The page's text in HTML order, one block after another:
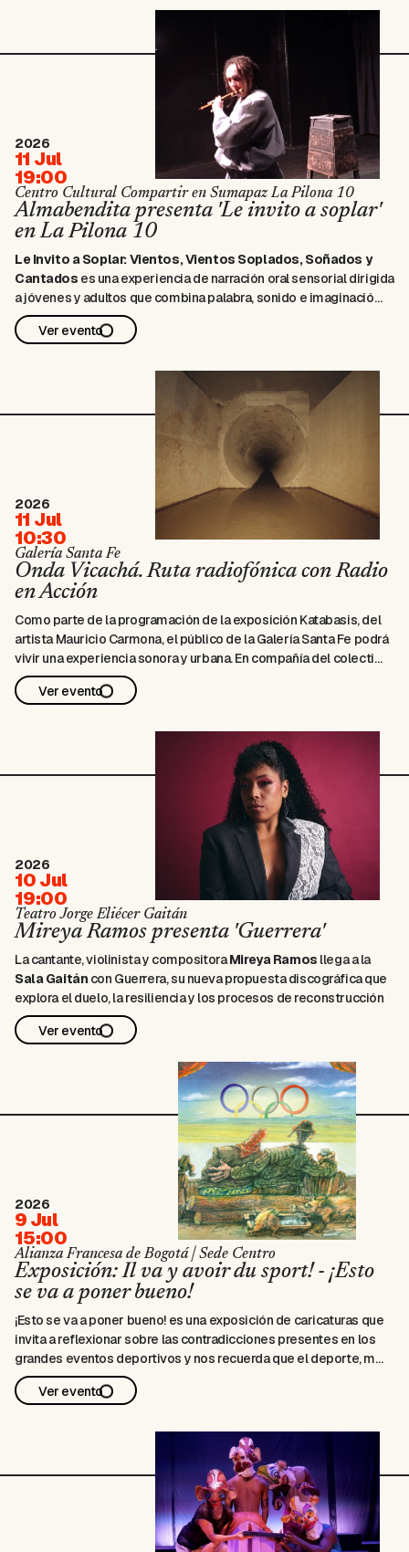
2026
11 Jul
19:00
Centro Cultural Compartir en Sumapaz La Pilona 10
Almabendita presenta 'Le invito a soplar'
en La Pilona 10
Le Invito a Soplar: Vientos, Vientos Soplados, Soñados y
Cantados es una experiencia de narración oral sensorial dirigida
a jóvenes y adultos que combina palabra, sonido e imaginación
para crear un espacio de encuentro con las emociones y la
reflexión. A lo largo de 50 minutos, la propuesta invita al …
Ver evento
2026
11 Jul
10:30
Galería Santa Fe
Onda Vicachá. Ruta radiofónica con Radio
en Acción
Como parte de la programación de la exposición Katabasis, del
artista Mauricio Carmona, el público de la Galería Santa Fe podrá
vivir una experiencia sonora y urbana. En compañía del colectivo
Radio en Acción y su propuesta de transmisión radial de corto
alcance, se realizará un recorrido por el centro …
Ver evento
2026
10 Jul
19:00
Teatro Jorge Eliécer Gaitán
Mireya Ramos presenta 'Guerrera'
La cantante, violinista y compositoraMireya Ramos llega a la
Sala Gaitán con Guerrera, su nueva propuesta discográfica que
explora el duelo, la resiliencia y los procesos de reconstrucción
emocional a través de un lenguaje musical que integra jazz, soul,
canción latinoamericana y raíces afrocaribeñas.
Ver evento
2026
9 Jul
15:00
Alianza Francesa de Bogotá | Sede Centro
Exposición: Il va y avoir du sport! - ¡Esto
se va a poner bueno!
¡Esto se va a poner bueno! es una exposición de caricaturas que
invita a reflexionar sobre las contradicciones presentes en los
grandes eventos deportivos y nos recuerda que el deporte, más
que un simple juego, es un reflejo de nuestras sociedades y una
poderosa herramienta para el diálogo. Los artistas …
Ver evento